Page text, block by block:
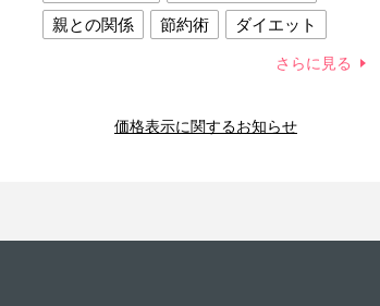
親との関係
節約術
ダイエット
夫との関係
新津春子 どか食い
さらに見る
価格表示に関するお知らせ